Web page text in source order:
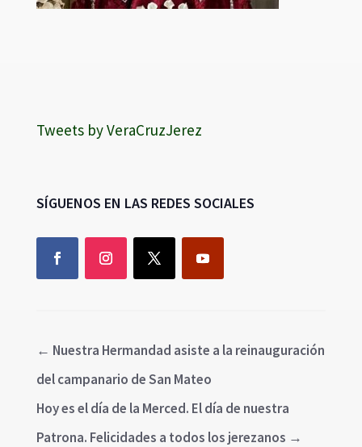
Tweets by VeraCruzJerez
SÍGUENOS EN LAS REDES SOCIALES
← Nuestra Hermandad asiste a la reinauguración
del campanario de San Mateo
Hoy es el día de la Merced. El día de nuestra
Patrona. Felicidades a todos los jerezanos →